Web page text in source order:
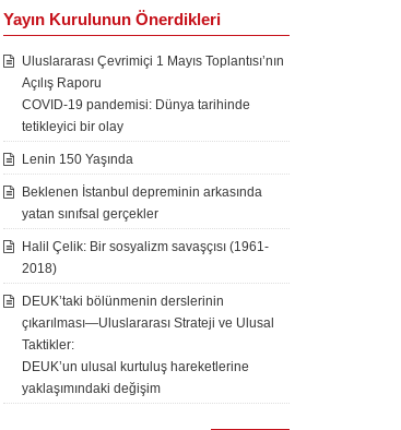
Yayın Kurulunun Önerdikleri
Uluslararası Çevrimiçi 1 Mayıs Toplantısı’nın
Açılış Raporu
COVID-19 pandemisi: Dünya tarihinde
tetikleyici bir olay
Lenin 150 Yaşında
Beklenen İstanbul depreminin arkasında
yatan sınıfsal gerçekler
Halil Çelik: Bir sosyalizm savaşçısı (1961-
2018)
DEUK’taki bölünmenin derslerinin
çıkarılması—Uluslararası Strateji ve Ulusal
Taktikler:
DEUK’un ulusal kurtuluş hareketlerine
yaklaşımındaki değişim